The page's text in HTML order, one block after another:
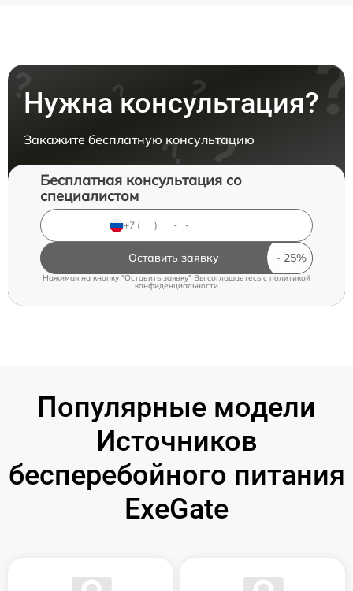
Нужна консультация?
Закажите бесплатную консультацию
Бесплатная консультация со
специалистом
Оставить заявку
Нажимая на кнопку "Оставить заявку" Вы соглашаетесь cполитикой
конфиденциальности
Популярные модели
Источников
бесперебойного питания
ExeGate